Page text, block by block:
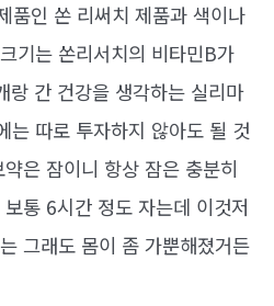
품인 쏜 리써치 제품과 색이나
기는 쏜리서치의 비타민B가
랑 간 건강을 생각하는 실리마
는 따로 투자하지 않아도 될 것
은 잠이니 항상 잠은 충분히
통 6시간 정도 자는데 이것저
그래도 몸이 좀 가뿐해졌거든